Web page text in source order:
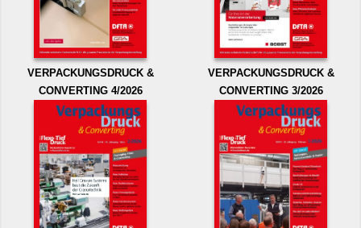
VERPACKUNGSDRUCK &
CONVERTING 4/2026
VERPACKUNGSDRUCK &
CONVERTING 3/2026